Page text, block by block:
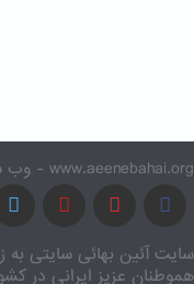
www.aeenebahai.org - وب سایت معرفی آئین بهائی به زبان فارسی
سایت آئین بهائی سایتی به
هموطنان عزیز ایرانی در